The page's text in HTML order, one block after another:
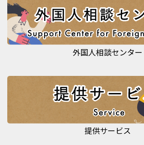
外国人相談センター
提供サービス